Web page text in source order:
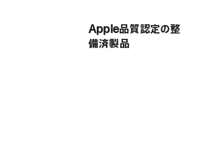
Apple品質認定の整
備済製品